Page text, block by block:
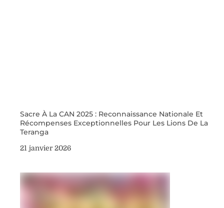
Sacre À La CAN 2025 : Reconnaissance Nationale Et
Récompenses Exceptionnelles Pour Les Lions De La
Teranga
21 janvier 2026